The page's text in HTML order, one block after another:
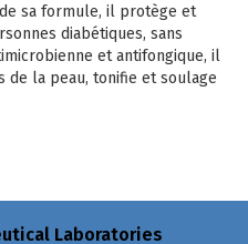
sa formule, il protège et
diabétiques, sans
et antifongique, il
la peau, tonifie et soulage
Laboratories